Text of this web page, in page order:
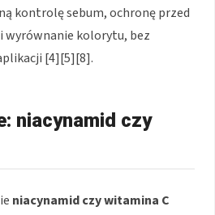
kontrolę sebum, ochronę przed
wyrównanie kolorytu, bez
[4][5][8].
niacynamid czy
niacynamid czy witamina C